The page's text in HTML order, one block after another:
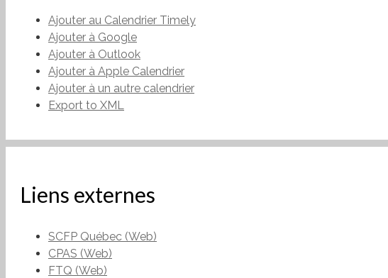
Ajouter au Calendrier Timely
Ajouter à Google
Ajouter à Outlook
Ajouter à Apple Calendrier
Ajouter à un autre calendrier
Export to XML
Liens externes
SCFP Québec (Web)
CPAS (Web)
FTQ (Web)